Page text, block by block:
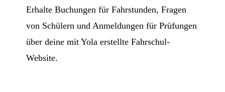
Erhalte Buchungen für Fahrstunden, Fragen
von Schülern und Anmeldungen für Prüfungen
über deine mit Yola erstellte Fahrschul-
Website.